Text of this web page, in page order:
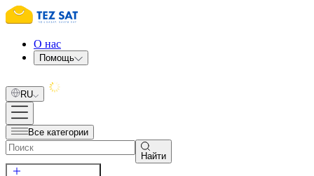
О нас
Помощь
RU
Все категории
Найти